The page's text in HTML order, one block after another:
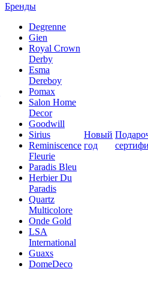
Бренды
Degrenne
Gien
Royal Crown
Derby
Esma
Dereboy
Pomax
Salon Home
Decor
Goodwill
Sirius
Reminiscence
Fleurie
Paradis Bleu
Herbier Du
Paradis
Quartz
Multicolore
Onde Gold
LSA
International
Guaxs
DomeDeco
Новый
год